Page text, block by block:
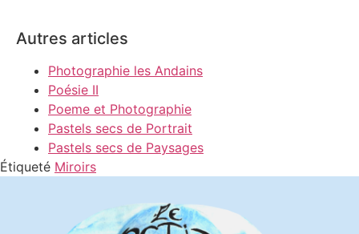
Autres articles
Photographie les Andains
Poésie II
Poeme et Photographie
Pastels secs de Portrait
Pastels secs de Paysages
Étiqueté Miroirs